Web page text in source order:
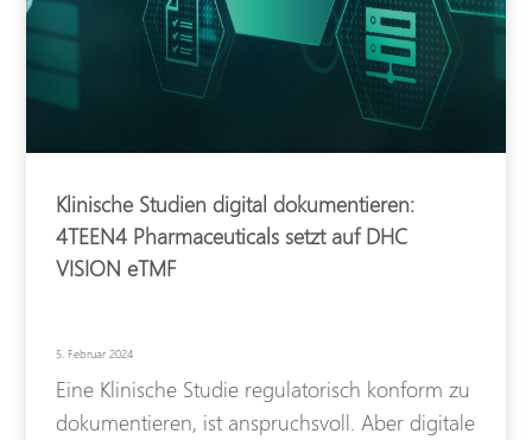
Klinische Studien digital dokumentieren:
4TEEN4 Pharmaceuticals setzt auf DHC
VISION eTMF
5. Februar 2024
Eine Klinische Studie regulatorisch konform zu
dokumentieren, ist anspruchsvoll. Aber digitale